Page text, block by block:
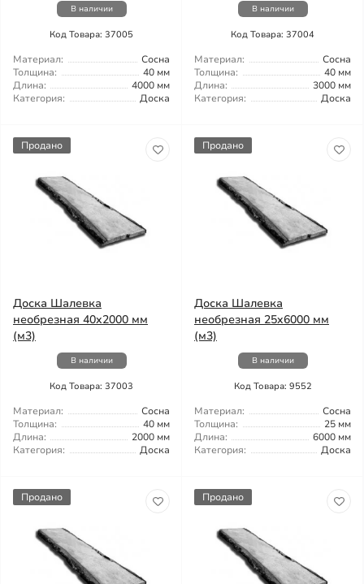
В наличии
Код Товара: 37005
Материал:
Сосна
Толщина:
40 мм
Длина:
4000 мм
Категория:
Доска
В наличии
Код Товара: 37004
Материал:
Сосна
Толщина:
40 мм
Длина:
3000 мм
Категория:
Доска
Продано
Доска Шалевка
необрезная 40x2000 мм
(м3)
В наличии
Код Товара: 37003
Материал:
Сосна
Толщина:
40 мм
Длина:
2000 мм
Категория:
Доска
Продано
Доска Шалевка
необрезная 25x6000 мм
(м3)
В наличии
Код Товара: 9552
Материал:
Сосна
Толщина:
25 мм
Длина:
6000 мм
Категория:
Доска
Продано Продано